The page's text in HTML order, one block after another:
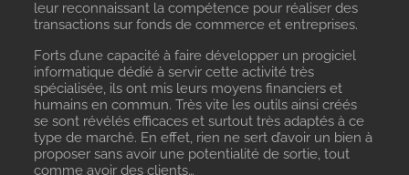
leur reconnaissant la compétence pour réaliser des
transactions sur fonds de commerce et entreprises.
Forts d’une capacité à faire développer un progiciel
informatique dédié à servir cette activité très
spécialisée, ils ont mis leurs moyens financiers et
humains en commun. Très vite les outils ainsi créés
se sont révélés efficaces et surtout très adaptés à ce
type de marché. En effet, rien ne sert d’avoir un bien à
proposer sans avoir une potentialité de sortie, tout
comme avoir des clients…